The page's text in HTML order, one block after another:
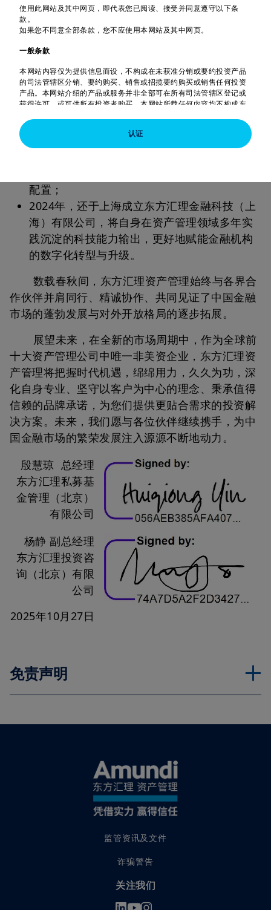
使用此网站及其中网页，即代表您已阅读、接受并同意遵守以下条
款。
如果您不同意全部条款，您不应使用本网站及其中网页。
一般条款
本网站内容仅为提供信息而设，不构成在未获准分销或要约投资产品
的司法管辖区分销、要约购买、销售或招揽要约购买或销售任何投资
产品。本网站介绍的产品或服务并非全部可在所有司法管辖区登记或
获得许可，或可供所有投资者购买。本网站所载任何内容均不构成东
提供任何投资建议或服务，或购买或销售任何投资产品。在任何情况
下，受此等限制约束的人士（如美国人士）不得取阅本网站所载信
息，并需退出本网站。东方汇理资产管理公司保留绝对酌情决定授予
未经东方汇理资产管理公司明确许可，在任何情况下不得复制、转载
或转发本文所载信息或其中任何部分。在适用法律、规则、守则及指
引允许的情况下，东方汇理资产管理公司或其联营公司、东方汇理资
产管理公司或其联营公司的任何董事或员工无须就任何人士依赖该等
信息而产生的任何损害承担责任，亦无须就该等信息的任何错误或遗
漏（包括但不限于第三方造成的错误或遗漏）承担责任。本文提供的
信息或会发生变更，恕不另行通知。
本网站无意或并非旨在供受法律或法规约束禁止发布或存取本网站所
载信息的人士浏览。在任何情况下，受此等限制约束的人士不得取阅
本网站所载信息，并需退出本网站。
此外，如果您身处的国家有专门针对当地而设的网站（并非本网
您全权负责说明您的国籍及／或居住国，并选择相应网站。因此，您
确认对国家网站的选择符合您国籍所属国及／或居住国的所有适用法
律及法规，而且完全是您的责任。
本网站不拟提供于美国公民、美国居民或任何根据美国1933年证券法
下的规则S或基金说明书中所定义的「美国人士」。
「美国人士」指：(a)任何居于美国的自然人；(b)任何根据美国法律组
建或成立的合伙商行或公司；(c)其执行人或管理人是美国人士的产
业；(d)其任何受托人是美国人士的信托；(e)位于美国的非美国实体的
为美国人士而持有的任何非全权管理账户或同类账户；(g)任何由在美
国组建、成立或(如属个人)居住的交易商或其他受信人持有的任何全
权管理账户或同类账户；及(h)任何有以下情况的合伙商行或公司：(i)
根据任何美国境外的司法管辖区法律组建或成立的，及(ii)由美国人士
主要为投资于并非根据已修订的《1933年美国证券法》登记的证券而
成立的，除非该合伙商行或公司是由并非自然人、产业或信托的合资
格投资者(按已修订的《1933年美国证券法》规则501(a)定义)所组建
或成立并且拥有。
本网站所列的投资产品并无根据已修订的《1933年美国证券法》或其
他相关美国法律登记而成立。所以，投资产品不能直接或间接地在美
国(包括其领土和属地)向「美国人士」(按美国证券交易委员会(「证交
会」)采用的美国《规例S》定义)或为「美国人士」的利益发售或出
售。这限制亦适用于当美国公民或居民的个人，及「美国人士」于美
国境外浏览本网站。
保密性
尽管如此，在法律法规允许以及取得您的同意（如需）的前提下，东
东方汇理资产管理公司可向其代理及服务供货商披露该信息，并可与
东方汇理集团内的其他公司分享该信息，以向您发送有关所提供产品
经互联网传递的通讯，可能会因互联网流量而中断、传送受阻或传送
使用这网站时，阁下同意互联网并非安全的信息沟通媒介，其中任何
上述任何本网站超链接至的第三方信息所带来损失或损害而承担责任
认证
2008年，在北京设立代表处，与中国农业银行
组建基金管理公司；
推动集团品牌和各项业务在华发展，于北京成
立外商全资控股实体企业WFOE；
2020年，集团于上海与中银理财组建国内首家
中外合资、外方控股的理财公司；
2020年，于北京成立全资控股的私募基金管理
公司，积极响应国家政策布局QDLP基金等领
配置；
2024年，还于上海成立东方汇理金融科技（上
海）有限公司，将自身在资产管理领域多年实
践沉淀的科技能力输出，更好地赋能金融机构
的数字化转型与升级。
数载春秋间，东方汇理资产管理始终与各界合
作伙伴并肩同行、精诚协作、共同见证了中国金融
市场的蓬勃发展与对外开放格局的逐步拓展。
展望未来，在全新的市场周期中，作为全球前
十大资产管理公司中唯一非美资企业，东方汇理资
产管理将把握时代机遇，绵绵用力，久久为功，深
化自身专业、坚守以客户为中心的理念、秉承值得
信赖的品牌承诺，为您们提供更贴合需求的投资解
决方案。未来，我们愿与各位伙伴继续携手，为中
国金融市场的繁荣发展注入源源不断地动力。
殷慧琼 总经理
东方汇理私募基
金管理（北京）
有限公司
杨静 副总经理
东方汇理投资咨
询（北京）有限
公司
2025年10月27日
免责声明
监管资讯及文件
诈骗警告
关注我们